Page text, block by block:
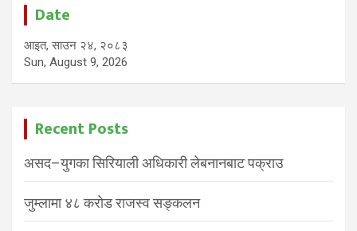
Date
आइत, साउन २४, २०८३
Sun, August 9, 2026
Recent Posts
असद–युगका सिरियाली अधिकारी लेबनानबाट पक्राउ
जुम्लामा ४८ करोड राजस्व सङ्कलन